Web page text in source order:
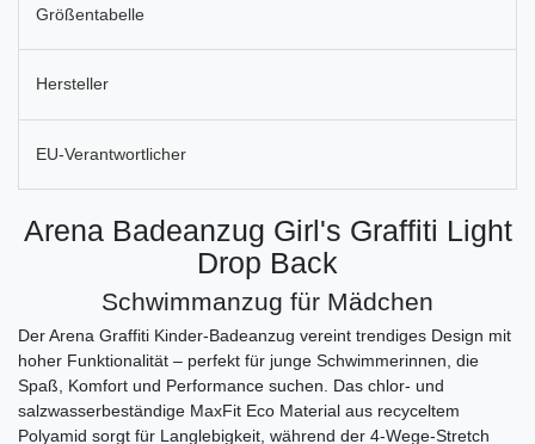
Größentabelle
Hersteller
EU-Verantwortlicher
Arena Badeanzug Girl's Graffiti Light
Drop Back
Schwimmanzug für Mädchen
Der Arena Graffiti Kinder-Badeanzug vereint trendiges Design mit
hoher Funktionalität – perfekt für junge Schwimmerinnen, die
Spaß, Komfort und Performance suchen. Das chlor- und
salzwasserbeständige MaxFit Eco Material aus recyceltem
Polyamid sorgt für Langlebigkeit, während der 4-Wege-Stretch